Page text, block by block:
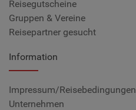
Reisegutscheine
Gruppen & Vereine
Reisepartner gesucht
Information
Impressum/Reisebedingungen
Unternehmen